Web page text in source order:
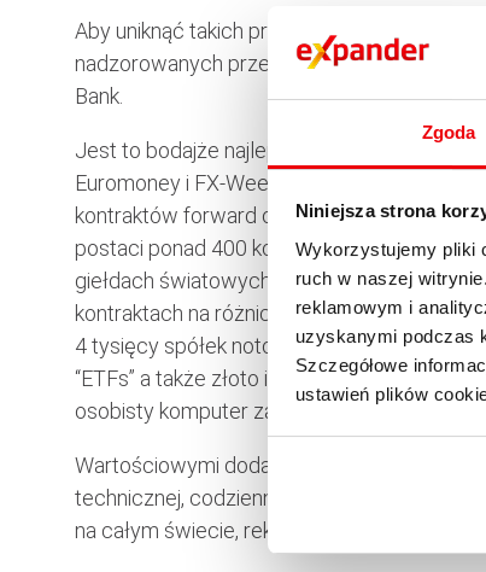
Zgoda
Niniejsza strona
Wykorzystujemy pliki
ruch w naszej
reklamowym i
uzyskanymi podczas
Szczegółowe
ustawień plików
Aby uniknąć takich problemów, wskazanym
nadzorowanych przez państwo, jakimi są
Bank.
Jest to bodajże najlepsza platforma
Euromoney i FX-Week. Pozwala na
kontraktów forward outrights oraz opcji FX.
postaci ponad 400 kontraktów
giełdach światowych (m.in. NYMEX/COMEX/
kontraktach na różnice kursowe “CFD” z
4 tysięcy spółek notowanych na 19
“ETFs” a także złoto i srebro na rynku
osobisty komputer za pośrednictwem
Wartościowymi dodatkami do platformy są
technicznej, codzienne analizy finansowe,
na całym świecie, rekomendowane